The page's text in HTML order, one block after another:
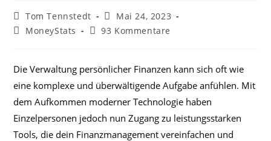
Beitrags-
Autor:
Tom Tennstedt
Beitrag
veröffentlicht:
Mai 24, 2023
Beitrags-
MoneyStats
Beitrags-
93 Kommentare
Die Verwaltung persönlicher Finanzen kann sich oft wie
eine komplexe und überwältigende Aufgabe anfühlen. Mit
dem Aufkommen moderner Technologie haben
Einzelpersonen jedoch nun Zugang zu leistungsstarken
Tools, die dein Finanzmanagement vereinfachen und